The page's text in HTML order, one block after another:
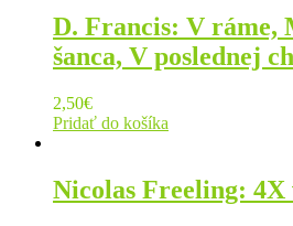
D. Francis: V ráme,
šanca, V poslednej
2,50€
Pridať do košíka
Nicolas Freeling: